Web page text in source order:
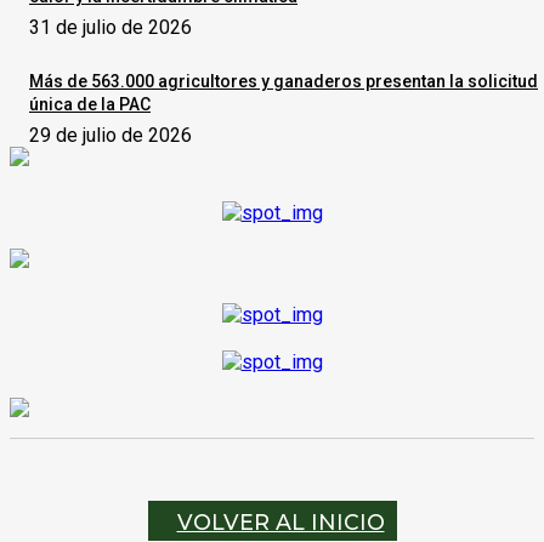
31 de julio de 2026
Más de 563.000 agricultores y ganaderos presentan la solicitud
única de la PAC
29 de julio de 2026
VOLVER AL INICIO